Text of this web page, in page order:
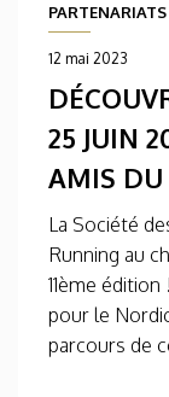
12 mai 2023
25 JUIN
AMIS DU
La Société
Running au
11ème
pour le
parcours de